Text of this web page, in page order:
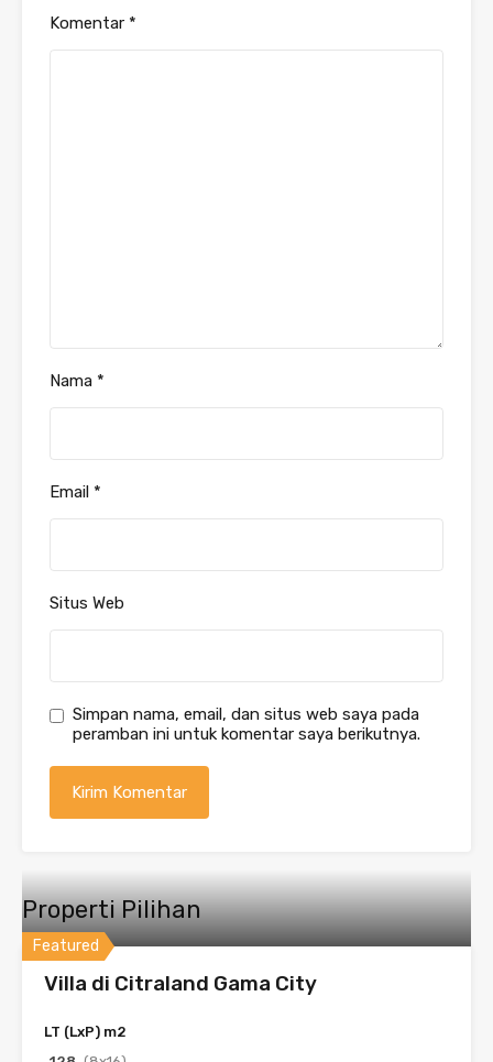
Komentar *
Nama *
Email *
Situs Web
Simpan nama, email, dan situs web saya pada
peramban ini untuk komentar saya berikutnya.
Properti Pilihan
Featured
Villa di Citraland Gama City
LT (LxP) m2